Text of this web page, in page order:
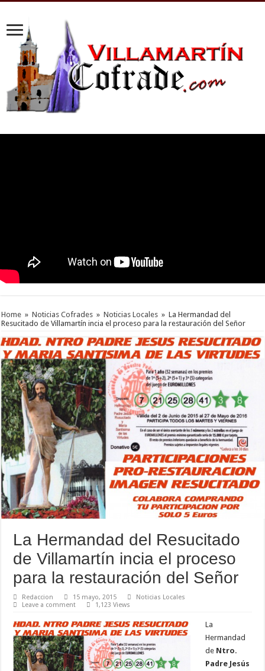
Home » Noticias Cofrades » Noticias Locales » La Hermandad del
Resucitado de Villamartín incia el proceso para la restauración del Señor
La Hermandad del Resucitado
de Villamartín incia el proceso
para la restauración del Señor
Redaccion 15 mayo, 2015
Noticias Locales
Leave a comment
1,123 Views
La
Hermandad
de Ntro.
Padre Jesús